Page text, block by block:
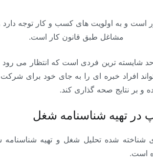
و به اولویت های کسب و کار توجه دارد و
مشاغل طبق قانون کار است.
شایسته ترین فردی است که انتظار می
افراد خبره ای را به جای خود برای
و بر نتایج صحه گذاری کند.
تهیه شناسنامه شغل
شده تحلیل شغل و تهیه شناسنامه
است.